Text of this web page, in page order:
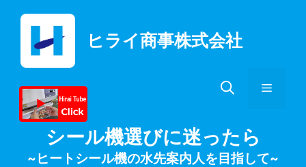
ヒライ商事株式会社
メ
シール機選びに迷ったら
~ヒートシール機の水先案内人を目指して~